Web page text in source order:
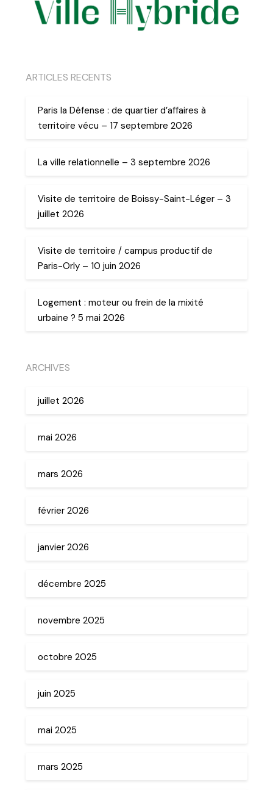
ARTICLES RECENTS
Paris la Défense : de quartier d’affaires à
territoire vécu – 17 septembre 2026
La ville relationnelle – 3 septembre 2026
Visite de territoire de Boissy-Saint-Léger – 3
juillet 2026
Visite de territoire / campus productif de
Paris-Orly – 10 juin 2026
Logement : moteur ou frein de la mixité
urbaine ? 5 mai 2026
ARCHIVES
juillet 2026
mai 2026
mars 2026
février 2026
janvier 2026
décembre 2025
novembre 2025
octobre 2025
juin 2025
mai 2025
mars 2025